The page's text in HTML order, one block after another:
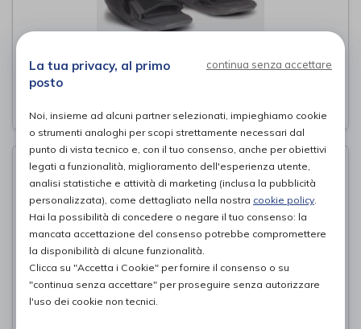
di Procare
La tua privacy, al primo
posto
continua senza accettare
Noi, insieme ad alcuni partner selezionati, impieghiamo cookie
o strumenti analoghi per scopi strettamente necessari dal
punto di vista tecnico e, con il tuo consenso, anche per obiettivi
legati a funzionalità, miglioramento dell'esperienza utente,
analisi statistiche e attività di marketing (inclusa la pubblicità
personalizzata), come dettagliato nella nostra cookie policy.
Hai la possibilità di concedere o negare il tuo consenso: la
mancata accettazione del consenso potrebbe compromettere
la disponibilità di alcune funzionalità.
Clicca su "Accetta i Cookie" per fornire il consenso o su
"continua senza accettare" per proseguire senza autorizzare
l'uso dei cookie non tecnici.